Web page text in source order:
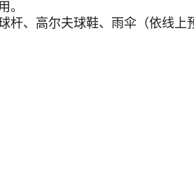
。
杆、高尔夫球鞋、雨伞（依线上